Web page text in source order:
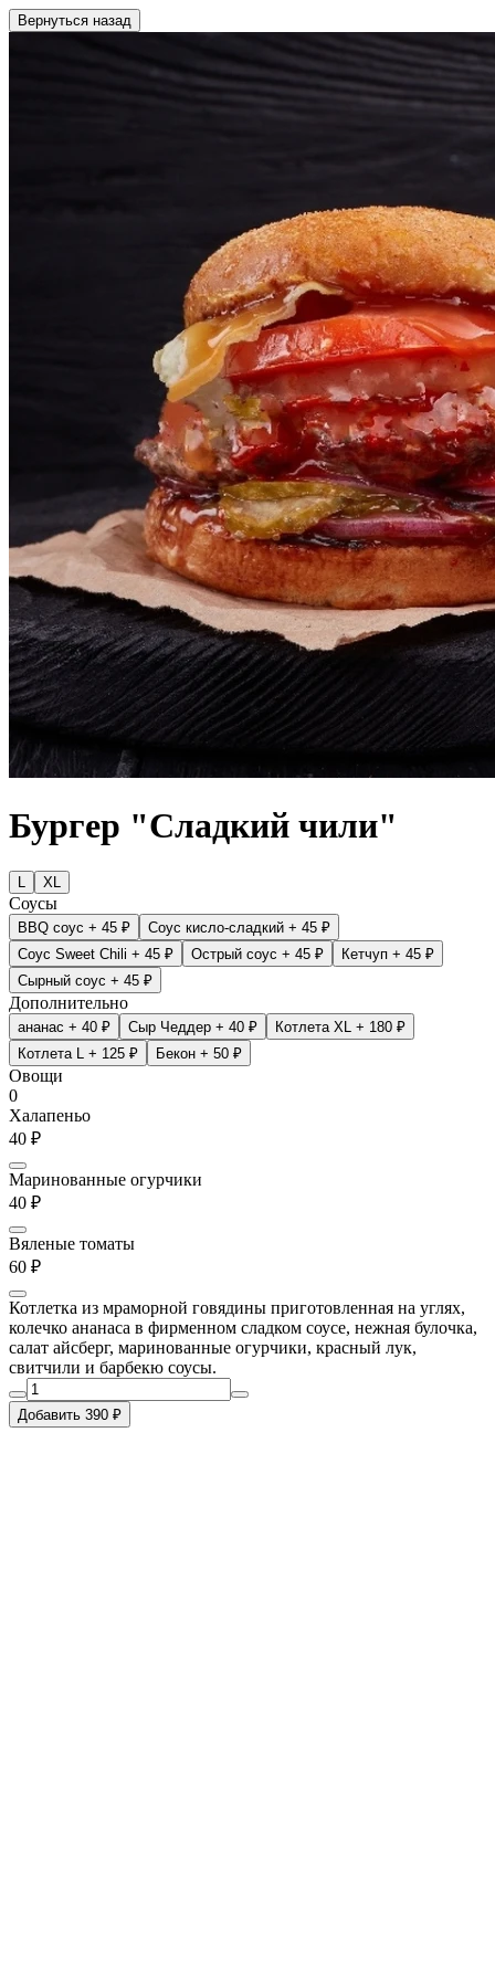
Вернуться назад
Бургер "Сладкий чили"
XL
Соусы
BBQ соус + 45 ₽ Соус кисло-сладкий + 45 ₽
Соус Sweet Chili + 45 ₽ Острый соус + 45 ₽ Кетчуп + 45 ₽
Сырный соус + 45 ₽
Дополнительно
ананас + 40 ₽ Сыр Чеддер + 40 ₽ Котлета XL
+ 180 ₽
Котлета L
+ 125 ₽ Бекон + 50 ₽
Овощи
0
Халапеньо
40 ₽
Маринованные огурчики
40 ₽
Вяленые томаты
60 ₽
Котлетка из мраморной говядины приготовленная на углях,
колечко ананаса в фирменном сладком соусе, нежная булочка,
салат айсберг, маринованные огурчики, красный лук,
свитчили и барбекю соусы.
Добавить 390 ₽